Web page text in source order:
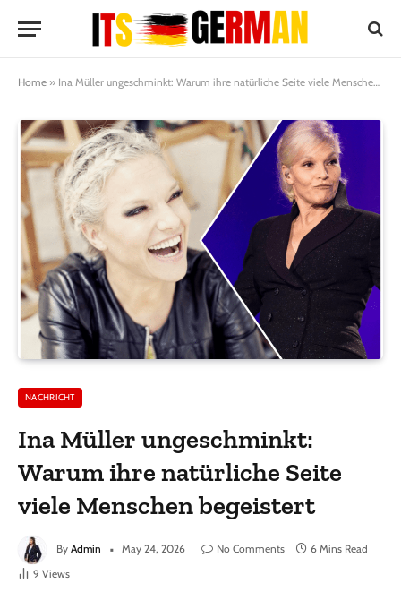
Home » Ina Müller ungeschminkt: Warum ihre natürliche Seite viele Menschen begeistert
NACHRICHT
Ina Müller ungeschminkt:
Warum ihre natürliche Seite
viele Menschen begeistert
By Admin May 24, 2026 No Comments
6 Mins Read
9 Views